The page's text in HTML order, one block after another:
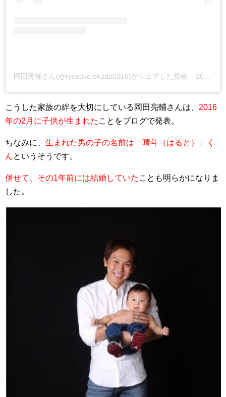
岡田亮輔さん(@ryosuke.okada0216)がシェアした投稿 – 2017年 8月月6日午後7時15分PDT
こうした家族の絆を大切にしている 岡田亮輔さんは、 2016
年の2月に子供が生まれた ことをブログで発表。
ちなみに、 生まれた男の子の名前は「晴斗（はると）」く
んというそうです。
併せて、その1年前には結婚していた ことも明らかになりま
した。